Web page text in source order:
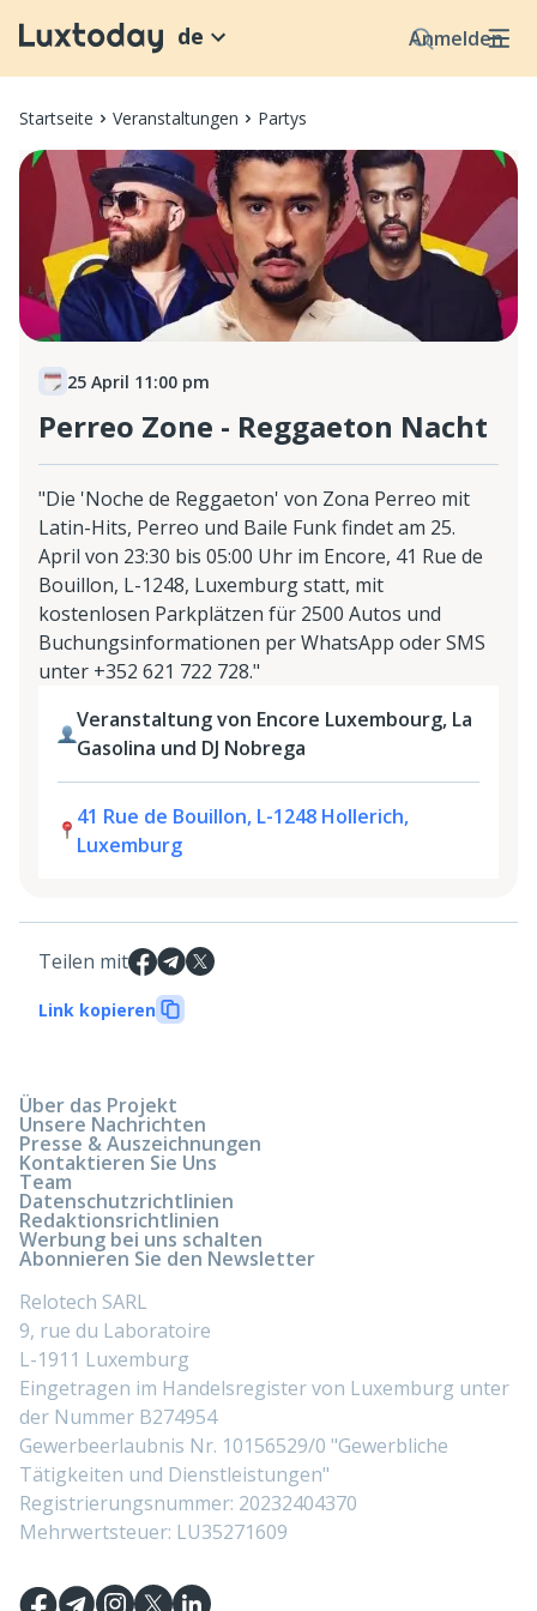
Anmelden
de
Startseite Veranstaltungen Partys
25 April 11:00 pm
Perreo Zone - Reggaeton Nacht
"Die 'Noche de Reggaeton' von Zona Perreo mit
Latin-Hits, Perreo und Baile Funk findet am 25.
April von 23:30 bis 05:00 Uhr im Encore, 41 Rue de
Bouillon, L-1248, Luxemburg statt, mit
kostenlosen Parkplätzen für 2500 Autos und
Buchungsinformationen per WhatsApp oder SMS
unter +352 621 722 728."
Veranstaltung von Encore Luxembourg, La
Gasolina und DJ Nobrega
41 Rue de Bouillon, L-1248 Hollerich,
Luxemburg
Teilen mit
Link kopieren
Über das Projekt
Unsere Nachrichten
Presse & Auszeichnungen
Kontaktieren Sie Uns
Team
Datenschutzrichtlinien
Redaktionsrichtlinien
Werbung bei uns schalten
Abonnieren Sie den Newsletter
Relotech SARL
9, rue du Laboratoire
L-1911 Luxemburg
Eingetragen im Handelsregister von Luxemburg unter
der Nummer B274954
Gewerbeerlaubnis Nr. 10156529/0 "Gewerbliche
Tätigkeiten und Dienstleistungen"
Registrierungsnummer: 20232404370
Mehrwertsteuer: LU35271609